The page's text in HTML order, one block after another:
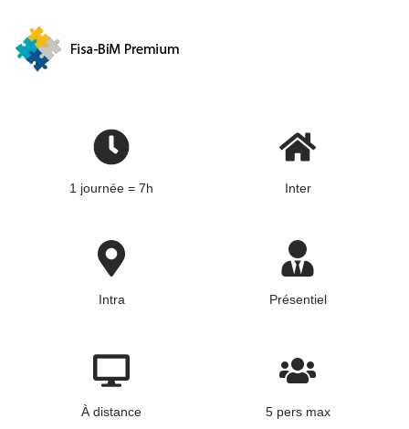
1 journée = 7h Inter
Intra Présentiel
À distance 5 pers max